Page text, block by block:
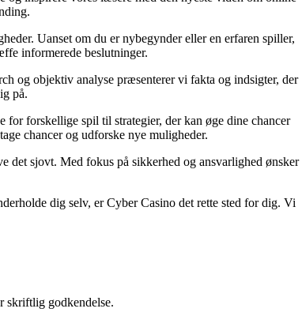
Uanset om du er nybegynder eller en erfaren spiller,
informerede beslutninger.
og objektiv analyse præsenterer vi fakta og indsigter, der
på.
forskellige spil til strategier, der kan øge dine chancer
chancer og udforske nye muligheder.
det sjovt. Med fokus på sikkerhed og ansvarlighed ønsker
dig selv, er Cyber Casino det rette sted for dig. Vi
skriftlig godkendelse.